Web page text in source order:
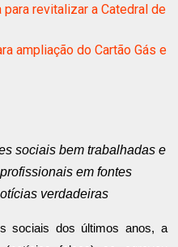
revitalizar a Catedral de
ampliação do Cartão Gás e
sociais bem trabalhadas e
em fontes
verdadeiras
sociais dos últimos anos, a